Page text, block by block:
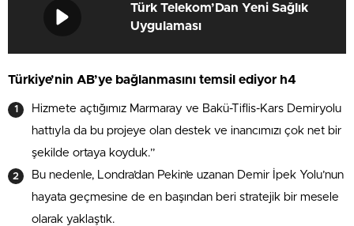
Türk Telekom’Dan Yeni Sağlık
Uygulaması
Türkiye’nin AB’ye bağlanmasını temsil ediyor h4
Hizmete açtığımız Marmaray ve Bakü-Tiflis-Kars Demiryolu
hattıyla da bu projeye olan destek ve inancımızı çok net bir
şekilde ortaya koyduk.”
Bu nedenle, Londra’dan Pekin’e uzanan Demir İpek Yolu’nun
hayata geçmesine de en başından beri stratejik bir mesele
olarak yaklaştık.